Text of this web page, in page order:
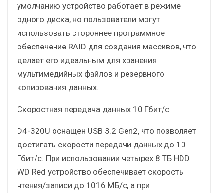
умолчанию устройство работает в режиме
одного диска, но пользователи могут
использовать стороннее программное
обеспечение RAID для создания массивов, что
делает его идеальным для хранения
мультимедийных файлов и резервного
копирования данных.
Скоростная передача данных 10 Гбит/с
D4-320U оснащен USB 3.2 Gen2, что позволяет
достигать скорости передачи данных до 10
Гбит/с. При использовании четырех 8 ТБ HDD
WD Red устройство обеспечивает скорость
чтения/записи до 1016 МБ/с, а при